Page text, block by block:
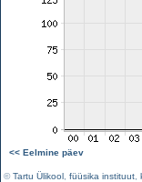
<< Eelmine päev
©Tartu Ülikool füüsika instituut